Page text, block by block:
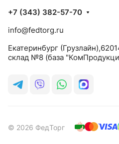
+7 (343) 382-57-70
info@fedtorg.ru
Екатеринбург
склад №8 (база
© 2026 ФедТорг